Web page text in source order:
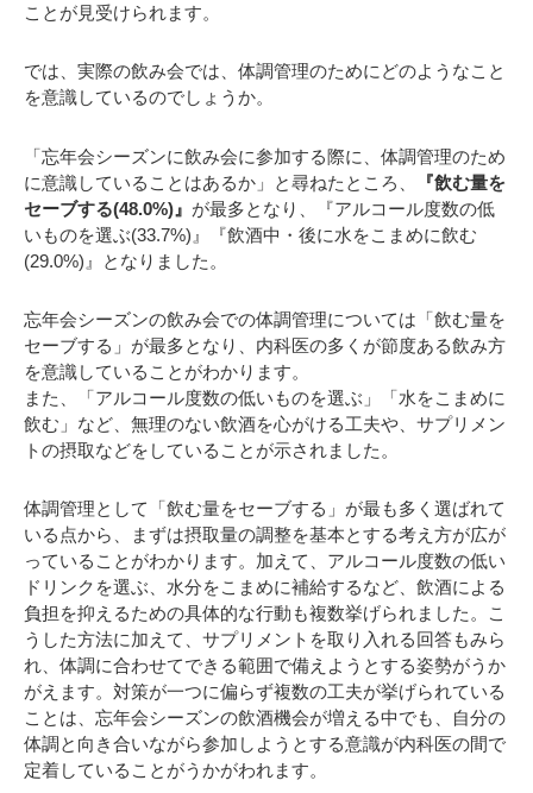
ことが見受けられます。
では、実際の飲み会では、体調管理のためにどのようなこと
を意識しているのでしょうか。
「忘年会シーズンに飲み会に参加する際に、体調管理のため
に意識していることはあるか」と尋ねたところ、
『飲む量を
セーブする(48.0%)』 が最多となり、『アルコール度数の低
いものを選ぶ(33.7%)』『飲酒中・後に水をこまめに飲む
(29.0%)』となりました。
忘年会シーズンの飲み会での体調管理については「飲む量を
セーブする」が最多となり、内科医の多くが節度ある飲み方
を意識していることがわかります。
また、「アルコール度数の低いものを選ぶ」「水をこまめに
飲む」など、無理のない飲酒を心がける工夫や、サプリメン
トの摂取などをしていることが示されました。
体調管理として「飲む量をセーブする」が最も多く選ばれて
いる点から、まずは摂取量の調整を基本とする考え方が広が
っていることがわかります。加えて、アルコール度数の低い
ドリンクを選ぶ、水分をこまめに補給するなど、飲酒による
負担を抑えるための具体的な行動も複数挙げられました。こ
うした方法に加えて、サプリメントを取り入れる回答もみら
れ、体調に合わせてできる範囲で備えようとする姿勢がうか
がえます。対策が一つに偏らず複数の工夫が挙げられている
ことは、忘年会シーズンの飲酒機会が増える中でも、自分の
体調と向き合いながら参加しようとする意識が内科医の間で
定着していることがうかがわれます。